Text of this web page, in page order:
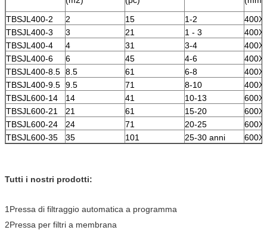
TBSJL400-2
2 15 1-2
TBSJL400-3
3 21 1 - 3
TBSJL400-4
4 31 3-4
TBSJL400-6
6 45 4-6
TBSJL400-8.5 8.5 61 6-8
TBSJL400-9.5 9.5 71 8-10
TBSJL600-14
14 41 10-13
TBSJL600-21
21 61 15-20
TBSJL600-24
24 71 20-25
TBSJL600-35
35 101 25-30 anni
Tutti i nostri prodotti:
1Pressa di filtraggio automatica a programma
2Pressa per filtri a membrana